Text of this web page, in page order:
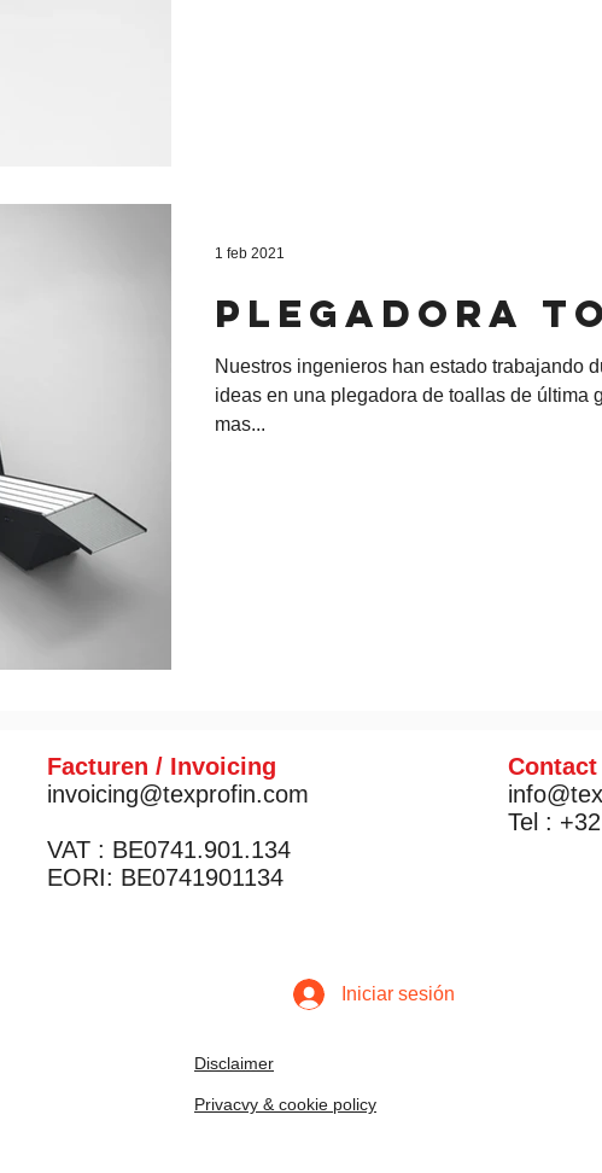
plegadora
Nuestros ingenieros han estado trabajando
ideas en una plegadora de toallas de última
mas...
1 feb 2021
Facturen / Invoicing
invoicing@texprofin.com
VAT : BE0741.901.134
EORI: BE0741901134
Iniciar sesión
Disclaimer
Privacvy & cookie policy
Contact
Tel :